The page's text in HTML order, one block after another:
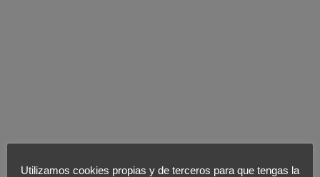
Utilizamos cookies propias y de terceros para que tengas la